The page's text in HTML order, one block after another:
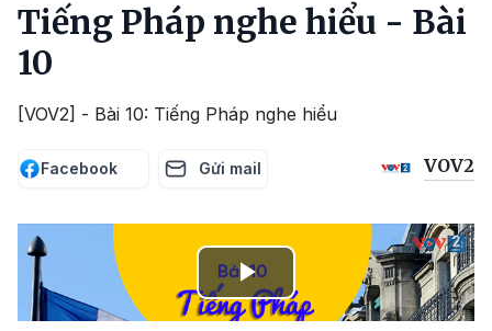
Tiếng Pháp nghe hiểu - Bài
10
[VOV2] - Bài 10: Tiếng Pháp nghe hiểu
Facebook Gửi mail VOV2
Play